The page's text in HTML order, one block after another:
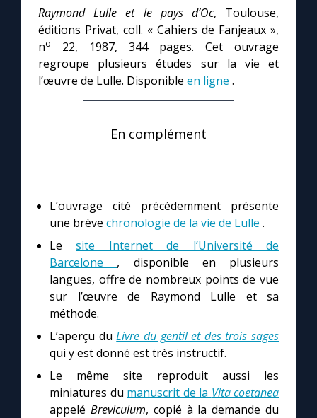
Raymond Lulle et le pays d’Oc, Toulouse,
éditions Privat, coll. « Cahiers de Fanjeaux »,
no
22, 1987, 344 pages. Cet ouvrage
regroupe plusieurs études sur la vie et
l’œuvre de Lulle. Disponible en ligne .
En complément
L’ouvrage cité précédemment présente
une brève chronologie de la vie de Lulle .
Lesite Internet de l’Université de
Barcelone , disponible en plusieurs
langues, offre de nombreux points de vue
sur l’œuvre de Raymond Lulle et sa
méthode.
L’aperçu duLivre du gentil et des trois sages
qui y est donné est très instructif.
Le même site reproduit aussi les
miniatures du manuscrit de la Vita coetanea
appelé Breviculum, copié à la demande du